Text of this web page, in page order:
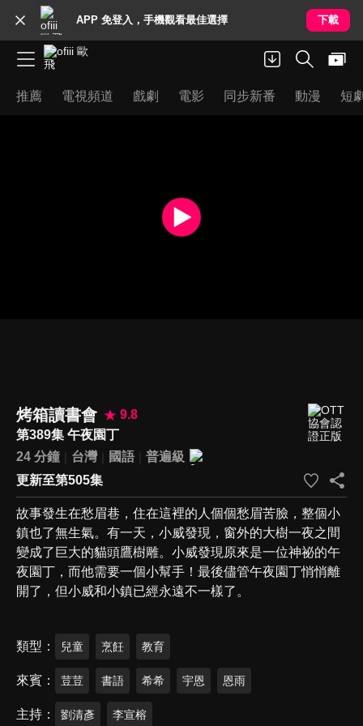
APP 免登入，手機觀看最佳選擇 下載
推薦 電視頻道 戲劇 電影 同步新番 動漫 短
烤箱讀書會
9.8
第389集 午夜園丁
24 分鐘
台灣 國語
普遍級
更新至第505集
故事發生在愁眉巷，住在這裡的人個個愁眉苦臉，整個小
鎮也了無生氣。有一天，小威發現，窗外的大樹一夜之間
變成了巨大的貓頭鷹樹雕。小威發現原來是一位神祕的午
夜園丁，而他需要一個小幫手！最後儘管午夜園丁悄悄離
開了，但小威和小鎮已經永遠不一樣了。
類型 兒童 烹飪 教育
來賓 荳荳 書語 希希 宇恩 恩雨
主持 劉清彥 李宣榕